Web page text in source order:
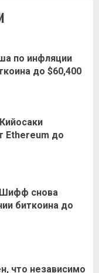
по инфляции
до $60,400
Ethereum до
снова
биткоина до
что независимо